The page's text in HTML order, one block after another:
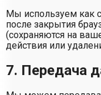
Мы используем как
после закрытия
(сохраняются на
действия или
7. Передача